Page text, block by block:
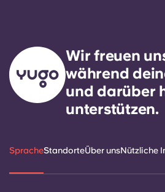
Wir freuen
während
und darüber
unterstützen.
SpracheStandorteÜber unsNützliche